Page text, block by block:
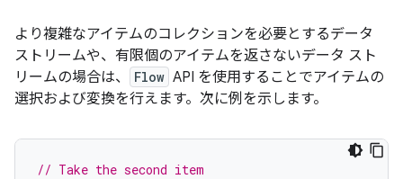
より複雑なアイテムのコレクションを必要とするデータ
ストリームや、有限個のアイテムを返さないデータ スト
リームの場合は、
Flow API を使用することでアイテムの
選択および変換を行えます。次に例を示します。
// Take the second item